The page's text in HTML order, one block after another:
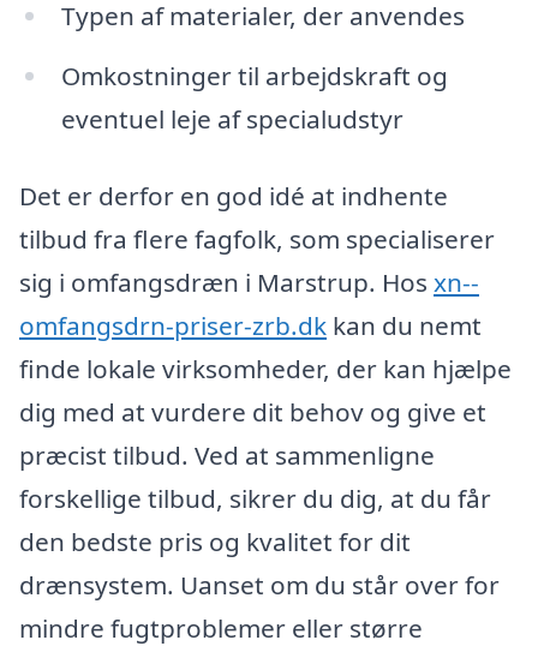
Typen af materialer, der anvendes
Omkostninger til arbejdskraft og
eventuel leje af specialudstyr
Det er derfor en god idé at indhente
tilbud fra flere fagfolk, som specialiserer
sig i omfangsdræn i Marstrup. Hos xn--
omfangsdrn-priser-zrb.dk kan du nemt
finde lokale virksomheder, der kan hjælpe
dig med at vurdere dit behov og give et
præcist tilbud. Ved at sammenligne
forskellige tilbud, sikrer du dig, at du får
den bedste pris og kvalitet for dit
drænsystem. Uanset om du står over for
mindre fugtproblemer eller større